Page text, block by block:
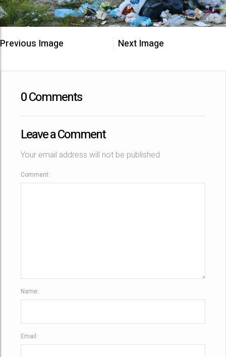
Previous Image Next Image
0 Comments
Leave a Comment
Your email address will not be published.
Comment:
Name:
Email: